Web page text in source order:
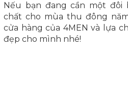
Nếu bạn đang cần một đôi
chất cho mùa thu đông
cửa hàng của 4MEN và lựa
đẹp cho mình nhé!